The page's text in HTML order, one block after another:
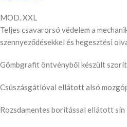
MOD. XXL
Teljes csavarorsó védelem a
szennyeződésekkel és hegesztési
Gömbgrafit öntvényből készült
Csúszásgátlóval ellátott alsó
Rozsdamentes borítással ellátott sín